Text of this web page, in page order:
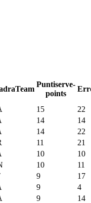
Team
Puntiserve-
points
15
22
14
14
14
22
11
21
10
10
10
11
9
17
9
4
9
14